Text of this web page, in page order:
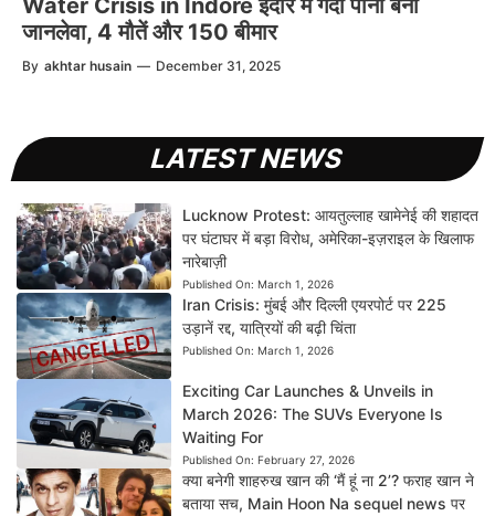
जानलेवा, 4 मौतें और 150 बीमार
By akhtar husain — December 31, 2025
LATEST NEWS
Lucknow Protest: आयतुल्लाह खामेनेई की शहादत
पर घंटाघर में बड़ा विरोध, अमेरिका-इज़राइल के खिलाफ
नारेबाज़ी
Published On: March 1, 2026
Iran Crisis: मुंबई और दिल्ली एयरपोर्ट पर 225
उड़ानें रद्द, यात्रियों की बढ़ी चिंता
Published On: March 1, 2026
Exciting Car Launches & Unveils in
March 2026: The SUVs Everyone Is
Waiting For
Published On: February 27, 2026
क्या बनेगी शाहरुख खान की ‘मैं हूं ना 2’? फराह खान ने
बताया सच, Main Hoon Na sequel news पर